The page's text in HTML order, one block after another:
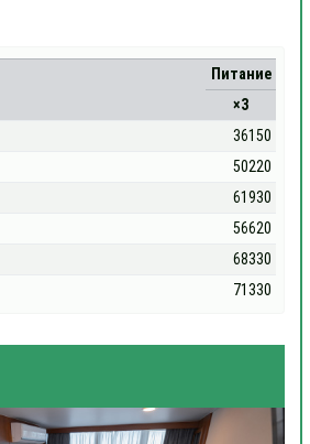
Питание
×3
36150
50220
61930
56620
68330
71330